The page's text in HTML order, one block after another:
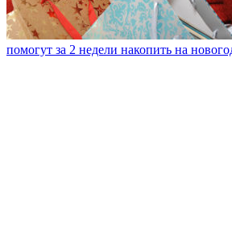
помогут за 2 недели накопить на